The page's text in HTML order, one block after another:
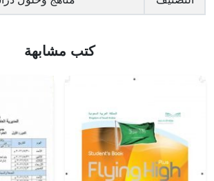
كتب مشابهة